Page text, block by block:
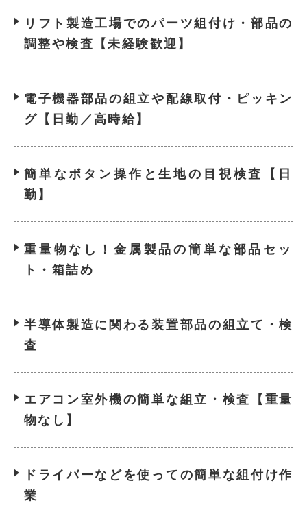
リフト製造工場でのパーツ組付け・部品の
調整や検査【未経験歓迎】
電子機器部品の組立や配線取付・ピッキン
グ【日勤／高時給】
簡単なボタン操作と生地の目視検査【日
勤】
重量物なし！金属製品の簡単な部品セッ
ト・箱詰め
半導体製造に関わる装置部品の組立て・検
査
エアコン室外機の簡単な組立・検査【重量
物なし】
ドライバーなどを使っての簡単な組付け作
業